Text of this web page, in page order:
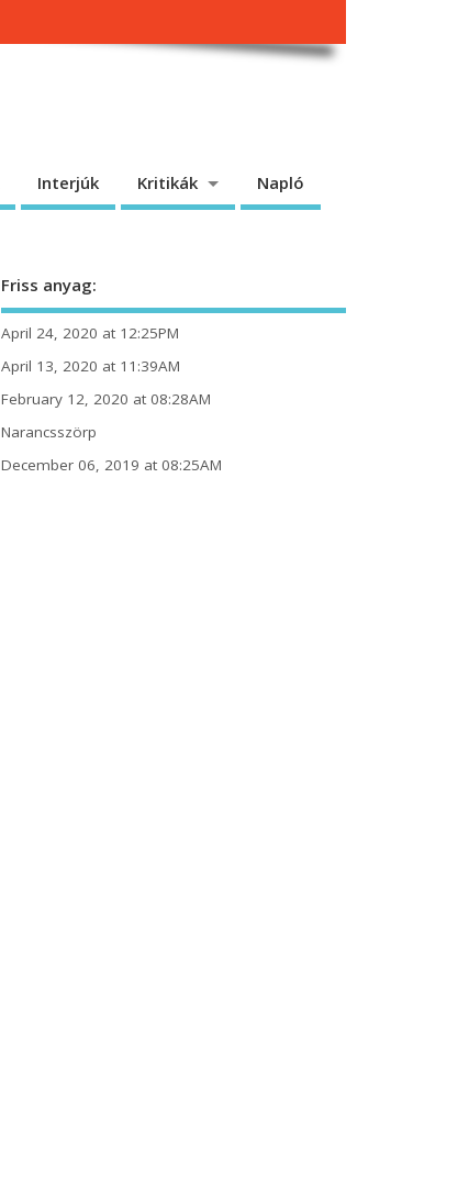
Interjúk Kritikák Napló
Friss anyag:
April 24, 2020 at 12:25PM
April 13, 2020 at 11:39AM
February 12, 2020 at 08:28AM
Narancsszörp
December 06, 2019 at 08:25AM